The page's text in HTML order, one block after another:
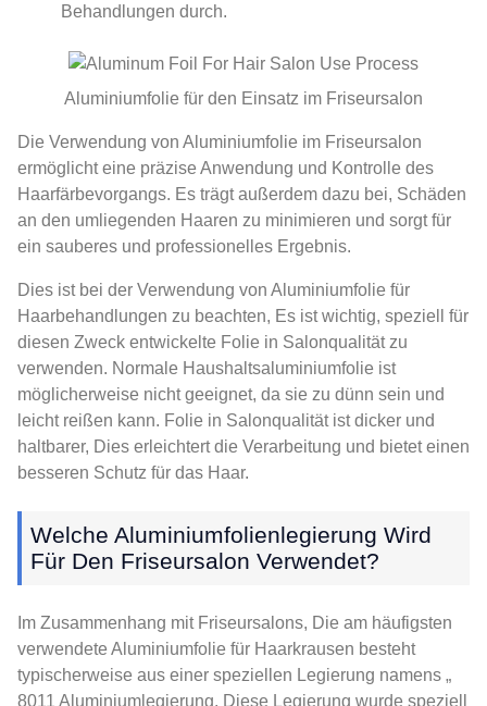
Behandlungen durch.
Aluminiumfolie für den Einsatz im Friseursalon
Die Verwendung von Aluminiumfolie im Friseursalon
ermöglicht eine präzise Anwendung und Kontrolle des
Haarfärbevorgangs. Es trägt außerdem dazu bei, Schäden
an den umliegenden Haaren zu minimieren und sorgt für
ein sauberes und professionelles Ergebnis.
Dies ist bei der Verwendung von Aluminiumfolie für
Haarbehandlungen zu beachten, Es ist wichtig, speziell für
diesen Zweck entwickelte Folie in Salonqualität zu
verwenden. Normale Haushaltsaluminiumfolie ist
möglicherweise nicht geeignet, da sie zu dünn sein und
leicht reißen kann. Folie in Salonqualität ist dicker und
haltbarer, Dies erleichtert die Verarbeitung und bietet einen
besseren Schutz für das Haar.
Welche Aluminiumfolienlegierung Wird
Für Den Friseursalon Verwendet?
Im Zusammenhang mit Friseursalons, Die am häufigsten
verwendete Aluminiumfolie für Haarkrausen besteht
typischerweise aus einer speziellen Legierung namens „
8011 Aluminiumlegierung. Diese Legierung wurde speziell